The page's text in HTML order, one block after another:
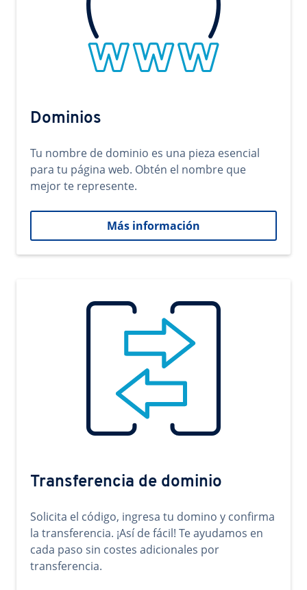
Dominios
Tu nombre de dominio es una pieza esencial
para tu página web. Obtén el nombre que
mejor te represente.
Más información
Transferencia de dominio
Solicita el código, ingresa tu domino y confirma
la transferencia. ¡Así de fácil! Te ayudamos en
cada paso sin costes adicionales por
transferencia.